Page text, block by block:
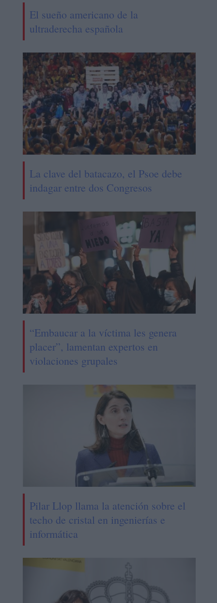
El sueño americano de la
ultraderecha española
La clave del batacazo, el Psoe debe
indagar entre dos Congresos
“Embaucar a la víctima les genera
placer”, lamentan expertos en
violaciones grupales
Pilar Llop llama la atención sobre el
techo de cristal en ingenierías e
informática